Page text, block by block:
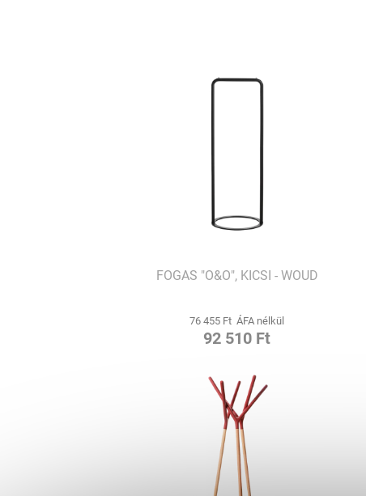
FOGAS "O&O", KICSI - WOUD
76 455 Ft ÁFA nélkül
92 510 Ft